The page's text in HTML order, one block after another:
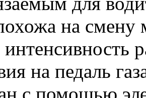
на смену
на педаль
с помощью